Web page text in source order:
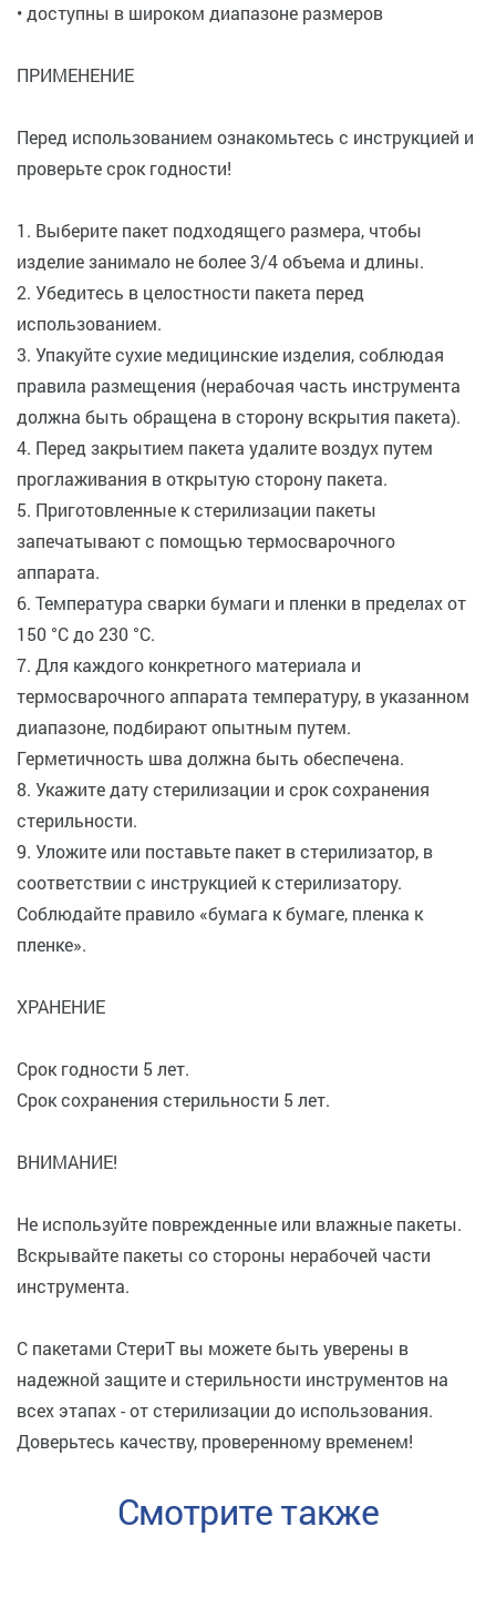
• доступны в широком диапазоне размеров
ПРИМЕНЕНИЕ
Перед использованием ознакомьтесь с инструкцией и
проверьте срок годности!
1. Выберите пакет подходящего размера, чтобы
изделие занимало не более 3/4 объема и длины.
2. Убедитесь в целостности пакета перед
использованием.
3. Упакуйте сухие медицинские изделия, соблюдая
правила размещения (нерабочая часть инструмента
должна быть обращена в сторону вскрытия пакета).
4. Перед закрытием пакета удалите воздух путем
проглаживания в открытую сторону пакета.
5. Приготовленные к стерилизации пакеты
запечатывают с помощью термосварочного
аппарата.
6. Температура сварки бумаги и пленки в пределах от
150 °С до 230 °С.
7. Для каждого конкретного материала и
термосварочного аппарата температуру, в указанном
диапазоне, подбирают опытным путем.
Герметичность шва должна быть обеспечена.
8. Укажите дату стерилизации и срок сохранения
стерильности.
9. Уложите или поставьте пакет в стерилизатор, в
соответствии с инструкцией к стерилизатору.
Соблюдайте правило «бумага к бумаге, пленка к
пленке».
ХРАНЕНИЕ
Срок годности 5 лет.
Срок сохранения стерильности 5 лет.
ВНИМАНИЕ!
Не используйте поврежденные или влажные пакеты.
Вскрывайте пакеты со стороны нерабочей части
инструмента.
С пакетами СтериТ вы можете быть уверены в
надежной защите и стерильности инструментов на
всех этапах - от стерилизации до использования.
Доверьтесь качеству, проверенному временем!
Смотрите также